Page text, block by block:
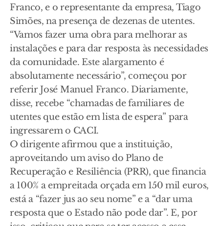
Franco, e o representante da empresa, Tiago
Simões, na presença de dezenas de utentes.
“Vamos fazer uma obra para melhorar as
instalações e para dar resposta às necessidades
da comunidade. Este alargamento é
absolutamente necessário”, começou por
referir José Manuel Franco. Diariamente,
disse, recebe “chamadas de familiares de
utentes que estão em lista de espera” para
ingressarem o CACI.
O dirigente afirmou que a instituição,
aproveitando um aviso do Plano de
Recuperação e Resiliência (PRR), que financia
a 100% a empreitada orçada em 150 mil euros,
está a “fazer jus ao seu nome” e a “dar uma
resposta que o Estado não pode dar”. E, por